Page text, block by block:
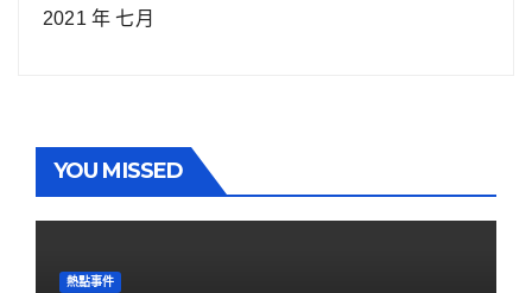
2021 年 七月
YOU MISSED
熱點事件